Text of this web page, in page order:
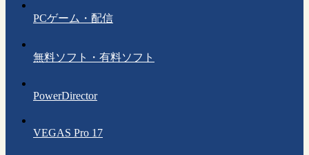
PCゲーム・配信
無料ソフト・有料ソフト
PowerDirector
VEGAS Pro 17